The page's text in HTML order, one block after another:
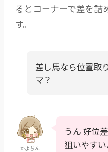
るとコーナーで差を詰
す。
差し馬なら位置取
マ？
かよちん
うん 好位
狙いやすい